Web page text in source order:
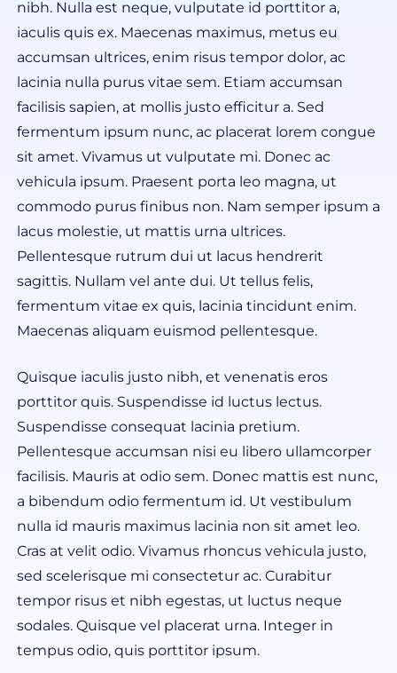
nibh. Nulla est neque, vulputate id porttitor a,
iaculis quis ex. Maecenas maximus, metus eu
accumsan ultrices, enim risus tempor dolor, ac
lacinia nulla purus vitae sem. Etiam accumsan
facilisis sapien, at mollis justo efficitur a. Sed
fermentum ipsum nunc, ac placerat lorem congue
sit amet. Vivamus ut vulputate mi. Donec ac
vehicula ipsum. Praesent porta leo magna, ut
commodo purus finibus non. Nam semper ipsum a
lacus molestie, ut mattis urna ultrices.
Pellentesque rutrum dui ut lacus hendrerit
sagittis. Nullam vel ante dui. Ut tellus felis,
fermentum vitae ex quis, lacinia tincidunt enim.
Maecenas aliquam euismod pellentesque.
Quisque iaculis justo nibh, et venenatis eros
porttitor quis. Suspendisse id luctus lectus.
Suspendisse consequat lacinia pretium.
Pellentesque accumsan nisi eu libero ullamcorper
facilisis. Mauris at odio sem. Donec mattis est nunc,
a bibendum odio fermentum id. Ut vestibulum
nulla id mauris maximus lacinia non sit amet leo.
Cras at velit odio. Vivamus rhoncus vehicula justo,
sed scelerisque mi consectetur ac. Curabitur
tempor risus et nibh egestas, ut luctus neque
sodales. Quisque vel placerat urna. Integer in
tempus odio, quis porttitor ipsum.